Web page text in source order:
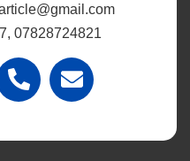
07828724821